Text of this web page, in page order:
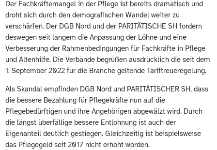
Der Fachkräftemangel in der Pflege ist bereits dramatisch und
droht sich durch den demografischen Wandel weiter zu
verschärfen. Der DGB Nord und der PARITÄTISCHE SH fordern
deswegen seit langem die Anpassung der Löhne und eine
Verbesserung der Rahmenbedingungen für Fachkräfte in Pflege
und Altenhilfe. Die Verbände begrüßen ausdrücklich die seit dem
1. September 2022 für die Branche geltende Tariftreueregelung.
Als Skandal empfinden DGB Nord und PARITÄTISCHER SH, dass
die bessere Bezahlung für Pflegekräfte nun auf die
Pflegebedürftigen und ihre Angehörigen abgewälzt wird. Durch
die längst überfällige bessere Entlohnung ist auch der
Eigenanteil deutlich gestiegen. Gleichzeitig ist beispielsweise
das Pflegegeld seit 2017 nicht erhöht worden.